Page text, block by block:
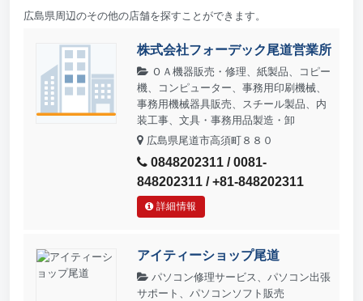
広島県周辺のその他の店舗を探すことができます。
株式会社フォーデック尾道営業所
ＯＡ機器販売・修理、紙製品、コピー
機、コンピューター、事務用印刷機械、
事務用機械器具販売、スチール製品、内
装工事、文具・事務用品製造・卸
広島県尾道市高須町８８０
0848202311 / 0081-
848202311 / +81-848202311
詳細情報
アイティーショップ尾道
パソコン修理サービス、パソコン出張
サポート、パソコンソフト販売